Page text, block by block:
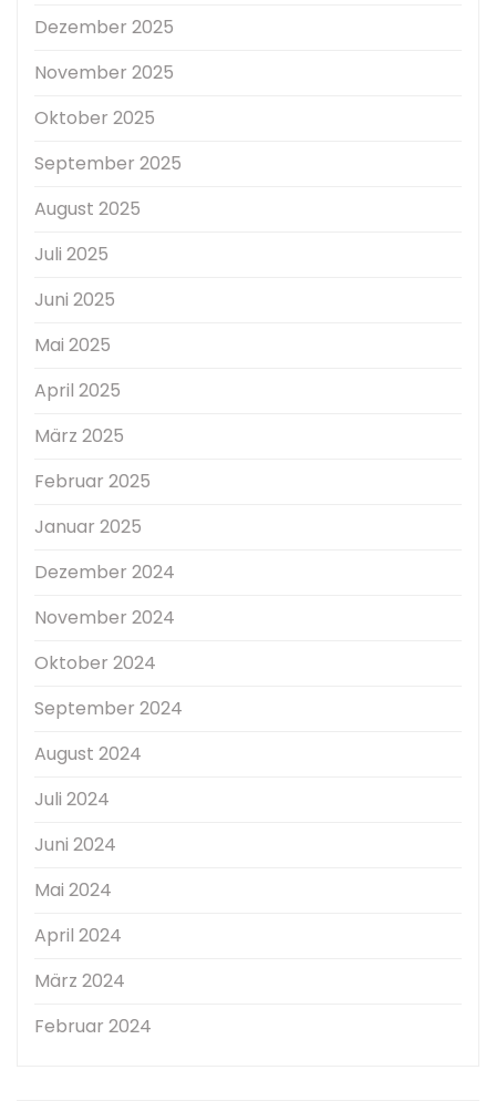
Dezember 2025
November 2025
Oktober 2025
September 2025
August 2025
Juli 2025
Juni 2025
Mai 2025
April 2025
März 2025
Februar 2025
Januar 2025
Dezember 2024
November 2024
Oktober 2024
September 2024
August 2024
Juli 2024
Juni 2024
Mai 2024
April 2024
März 2024
Februar 2024